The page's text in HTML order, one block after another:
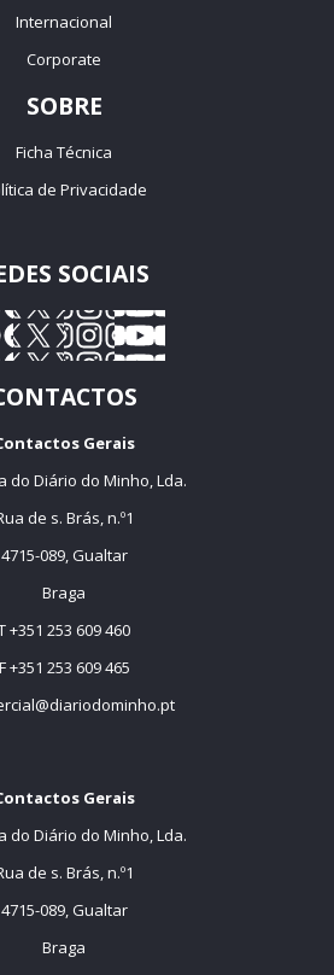
Internacional
Corporate
SOBRE
Ficha Técnica
de Privacidade
SOCIAIS
Gerais
do Diário do Minho, Lda.
de s. Brás, n.º1
4715-089, Gualtar
Braga
+351 253 609 460
F +351 253 609 465
Gerais
do Diário do Minho, Lda.
de s. Brás, n.º1
4715-089, Gualtar
Braga